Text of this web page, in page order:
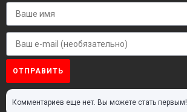
ОТПРАВИТЬ
Комментариев еще нет. Вы можете стать первым!